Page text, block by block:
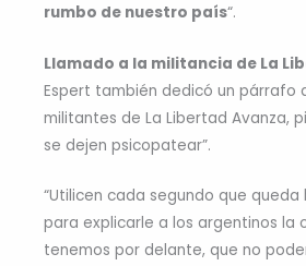
rumbo de nuestro país“.
Llamado a la militancia de La
Espert también dedicó un párrafo
militantes de La Libertad Avanza,
se dejen psicopatear”.
“Utilicen cada segundo que
para explicarle a los argentinos la
tenemos por delante, que no